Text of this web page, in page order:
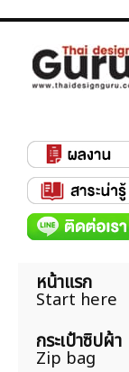
หน้าแรก
Start here
กระเป๋าซิปผ้า
Zip bag